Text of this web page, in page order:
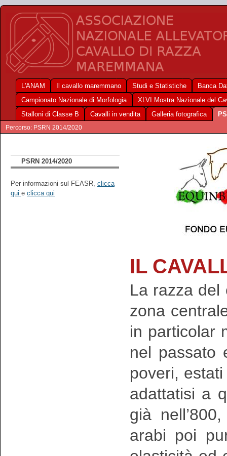
L'ANAM Il cavallo maremmano Studi e Statistiche
Banca
Campionato Nazionale di Morfologia
XLVI Mostra Nazionale del
Stalloni di Classe B
Cavalli in vendita Galleria fotografica
Percorso: PSRN 2014/2020
PSRN 2014/2020
Per informazioni sul FEASR, clicca
qui e clicca qui
IL
La razza del
zona
in particolar
nel passato
poveri,
adattatisi a
già
arabi poi